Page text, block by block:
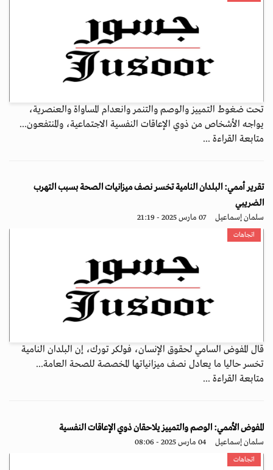
تحت ضغوط التمييز والوصم والتنمر وانعدام المساواة والعنصرية،
يواجه الأشخاص من ذوي الإعاقات النفسية الاجتماعية، والمنتفعون...
متابعة القراءة ...
تقرير أممي: البلدان النامية تخسر نصف ميزانيات الصحة بسبب التهرب
الضريبي
سلمان إسماعيل 07 مارس 2025 - 21:19
اتجاهات
قال المفوض السامي لحقوق الإنسان، فولكر تورك، إن البلدان النامية
تخسر حاليا ما يعادل نصف ميزانياتها المخصصة للصحة العامة...
متابعة القراءة ...
المفوض الأممي: الوصم والتمييز يلاحقان ذوي الإعاقات النفسية
سلمان إسماعيل 04 مارس 2025 - 08:06
اتجاهات